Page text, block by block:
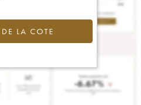
LA COTE